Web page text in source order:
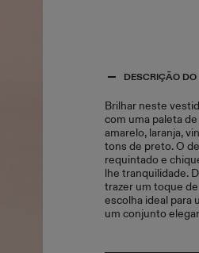
DESCRIÇÃO
Brilhar neste
com uma paleta
amarelo, laranja,
tons de preto. O
requintado e
lhe tranquilidade.
trazer um toque
escolha ideal para
um conjunto